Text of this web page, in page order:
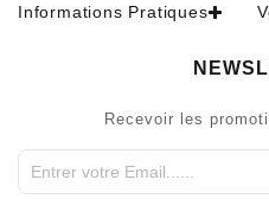
Informations Pratiques
Recevoir les